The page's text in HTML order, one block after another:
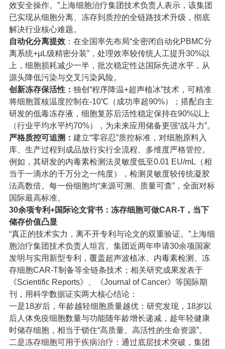
效安全操作。”上海细胞治疗集团技术负责人表示，该集团
已实现从细胞分离、冻存到质控的全链路技术升级，彻底
解决行业核心难题。
自动化分离提效：在全国率先布局“全密闭自动化PBMC分
离系统+μL级精密分装”，处理效率较传统人工提升30%以
上，细胞损耗减少一半，批次稳定性达国际先进水平，从
源头降低污染与交叉污染风险。
创新冻存保活性： 独创“程序降温+超声植冰”技术，可精准
将细胞置核温度控制在-10℃（成功率超90%）；搭配自主
研发的低毒冻存液，细胞复苏后活性稳定保持在90%以上
（行业平均水平约70%），为未来应用储备更强“战斗力”。
严格质控可追溯： 建立“零容忍”质控标准，对细胞原料入
库、生产过程到成品放行实行全流程、多维度严格管控。
例如，其研发的内毒素检测法灵敏度低至0.01 EU/mL（相
当于一滴水的千万分之一纯度），检测灵敏度较传统凝胶
法高数倍。每一份细胞均“来源可溯、质量可查”，全面对标
国际最高标准。
30余项专利+国际论文背书：冻存细胞可做CAR-T，当下
储存价值凸显
“真正的技术实力，离不开专利与论文的双重验证。”上海细
胞治疗集团技术负责人坦言。集团近两年申请30余项国家
发明与实用新型专利，覆盖超声波植冰、内毒素检测、冻
存细胞CAR-T制备等全链条技术；相关研究成果发表于
《Scientific Reports》、《Journal of Cancer》等国际期
刊，用科学数据证实两大核心结论：
一是18岁后，年龄越轻细胞质量越优：研究发现，18岁以
后人体免疫细胞数量与功能随年龄增长递减，趁年轻健康
时储存细胞，相当于锁住“高质量、高活性的生命资源”。
二是冻存细胞可用于疾病治疗：通过底层技术突破，集团